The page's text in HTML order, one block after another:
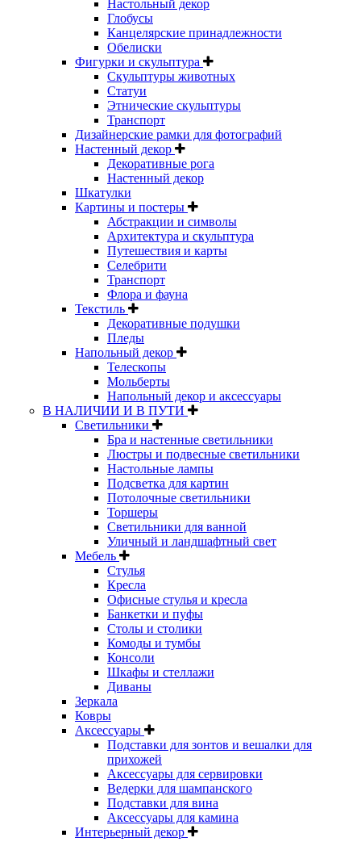
Настольный декор
Глобусы
Канцелярские принадлежности
Обелиски
Фигурки и скульптура
Скульптуры животных
Статуи
Этнические скульптуры
Транспорт
Дизайнерские рамки для фотографий
Настенный декор
Декоративные рога
Настенный декор
Шкатулки
Картины и постеры
Абстракции и символы
Архитектура и скульптура
Путешествия и карты
Селебрити
Транспорт
Флора и фауна
Текстиль
Декоративные подушки
Пледы
Напольный декор
Телескопы
Мольберты
Напольный декор и аксессуары
В НАЛИЧИИ И В ПУТИ
Светильники
Бра и настенные светильники
Люстры и подвесные светильники
Настольные лампы
Подсветка для картин
Потолочные светильники
Торшеры
Светильники для ванной
Уличный и ландшафтный свет
Мебель
Стулья
Кресла
Офисные стулья и кресла
Банкетки и пуфы
Столы и столики
Комоды и тумбы
Консоли
Шкафы и стеллажи
Диваны
Зеркала
Ковры
Аксессуары
Подставки для зонтов и вешалки для
прихожей
Аксессуары для сервировки
Ведерки для шампанского
Подставки для вина
Аксессуары для камина
Интерьерный декор